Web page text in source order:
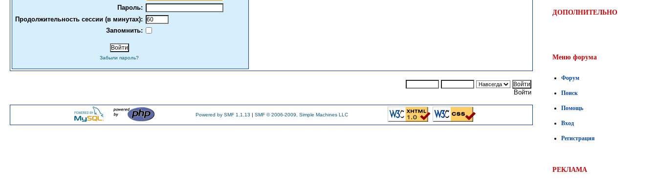
Пароль:
Продолжительность сессии (в минутах):
Запомнить:
Забыли пароль?
Войти
Powered by SMF 1.1.13 | SMF © 2006-2009, Simple Machines LLC
ДОПОЛНИТЕЛЬНО
Меню форума
Форум
Поиск
Помощь
Вход
Регистрация
РЕКЛАМА